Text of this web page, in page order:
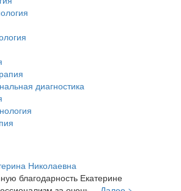
диагностика
Николаевна
благодарность Екатерине